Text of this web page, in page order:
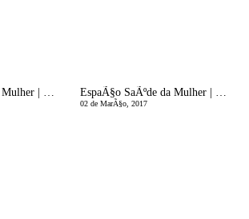
02 de MarÃ§o, 2017